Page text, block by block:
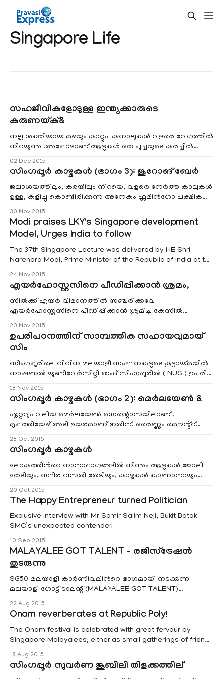
Singapore Life
സഹജീവികളോടുള്ള ഇന്ത്യക്കാരുടെ
കരുണയ്ക്&
നല്ല ശക്തിയായ മഴയും കാറ്റും ,കനാലുകള്‍ വളരെ വേഗത്തില്‍
നിറയുന്നു .അപ്പോഴാണ് ആളുകള്‍ ഒരു പൂച്ചയുടെ കരച്ചില്‍
കനാലിന്റെ അടിയില്‍നിന്നും കേള്‍ക്കുന്നത് .ഓടിക്കൂടിയ
ആളുകള്‍ കാണുന്നത് കനാലില്‍ വീണ ഒരു പൂച്ച
മുങ്ങിക്കൊണ്ടിരിക്കുന്നതാണ് .പൂച്ചയെ രക്ഷിക്കണമെന്ന്
ആഗ്രഹമുണ്ടെങ്കിലും കനാലിന്‍റെ ആഴവും , തെന്നലു
02 Dec 2015
സിംഗപ്പൂര്‍ കാഴ്ചകള്‍ (ഭാഗം 3): ജുറോങ് ബേര്‍
ജലാശയത്തിലും, കരയിലും നിറയെ, വളരെ നേര്‍ത്ത കാലുകള്‍
ഉള്ള, കളിച്ചു കൊണ്ടിരിക്കുന്ന അനേകം ഫ്ലമിന്‍ഗോ പക്ഷികള്‍,
ഇതായിരിക്കും ബേര്‍ഡ് പാര്‍ക്കില്‍ എത്തുന്നവരെ ആദ്യം
വരവേല്‍ക്കുന്നത്.
30 Nov 2015
Modi praises LKY's Singapore development
Model, Urges India to follow
The 37th Singapore Lecture was delivered by HE Shri
Narendra Modi, Prime Minister of the Republic of India at the
Island Ballroom, Shangri-La Hotel Singapore, organized by
ISEAS-Yusof Ishak Institute.
24 Nov 2015
എയര്‍ഹോസ്റ്റസിനെ പീഡിപ്പിക്കാന്‍ ശ്രമം,
സില്‍ക്ക് എയര്‍ വിമാനത്തില്‍ സഞ്ചരിക്കവേ
എയര്‍ഹോസ്റ്റസിനെ പീഡിപ്പിക്കാന്‍ ശ്രമിച്ച കേസില്‍
സിംഗപ്പൂരില്‍ മലയാളി യുവാവിനു തടവ്.സിംഗപ്പൂരിലെ
ദേശീയമാധ്യമങ്ങളില്‍ ചര്‍ച്ചയായ ഈ വാര്‍ത്ത മലയാളി
സമൂഹത്തിനാകെ നാണക്കേടുണ്ടാക്കിയിരിക്കുകയാണ് .
20 Nov 2015
ഉപരിപഠനത്തിന് സാമ്പത്തിക സഹായവുമായ്
സിം
സിംഗപ്പൂരിലെ വിവിധ മലയാളീ സംഘനകളുടെ കൂട്ടായ്മയില്‍
നാഷണല്‍ യൂണിവേര്‍സിറ്റി ഓഫ് സിംഗപ്പൂരില്‍ ( NUS ) ഉപരി
പഠനങ്ങള്‍ക്കായ് സാമ്പത്തികമായി ബുദ്ധിമുട്ട് നേരിടുന്ന
വിദ്യാര്‍ത്ഥികള്‍ക്ക് സാമ്പത്തിക സഹായം ഒരുക്കുന്നു.
"സിംഗപ്പൂര്‍ മലയാളീ ബഴ്സറി" പദ്ധതി പ്രകാരം, സിംഗപ്പൂര്‍
സിറ്റിസണ്‍, പെര്‍മനെന്റ് റസിഡന്റ
18 Nov 2015
സിംഗപ്പൂര്‍ കാഴ്ചകള്‍ (ഭാഗം 2): മെര്‍ലയേണ്‍ &
ഏറ്റവും വലിയ മെര്‍ലയേണ്‍ സെന്റൊസയിലാണ് .
മുപ്പത്തിയേഴ് അടി ഉയരമാണ് ഇതിന്. ഒരെണ്ണം മൌന്റ്റ്‌
ഫാബറില്‍ സ്ഥിതി ചെയ്യുന്നു. ഒരു മെര്‍ലയേണ്‍ ടൂറിസം
കോര്‍ട്ടിലും.
28 Oct 2015
സിംഗപ്പൂര്‍ കാഴ്ചകള്‍
ലോകത്തിന്‍റെ നാനാഭാഗങ്ങളില്‍ നിന്നും ആളുകള്‍ ജോലി
തേടിയും, സ്ഥിര വസതി തേടിയും, കാഴ്ചകള്‍ കാണാനായും
എത്തിച്ചേരുന്ന രാജ്യം. ജനങ്ങള്‍ക്ക് ഈ നാട്
പ്രിയമുള്ളതാകാന്‍ കാരണങ്ങള്‍ നിരവധി. സിംഗപ്പൂരിനെ
അറിയാന്‍, കാഴ്ചകള്‍ ആസ്വദിക്കാനായ് ഇതാ ‘സിംഗപ്പൂര്‍
കാഴ്ചകള്‍’.
20 Oct 2015
The Happy Entrepreneur turned Politician
Exclusive interview with Mr Samir Salim Neji, Bukit Batok
SMC’s unexpected contender!
10 Sep 2015
MALAYALEE GOT TALENT – രജിസ്ട്രേഷന്‍
തുടരുന്നു
SG50 മലയാളീ കാര്‍ണിവലിന്‍റെ ഭാഗമായി നടക്കുന്ന
മലയാളീ ഗോട്ട് ടാലന്റ് (MALAYALEE GOT TALENT)
രജിസ്ട്രേഷന്‍ തുടരുന്നു. സിംഗപ്പൂരിലെ മലയാളി
സംഘടനകള്‍ ചേര്‍ന്ന് SG50 ആഘോഷങ്ങളുടെ ഭാഗമായാണ്
മലയാളി കാര്‍ണിവല്‍ സംഘടിപ്പിക്കുന്നത്.
22 Aug 2015
Onam reverberates at Republic Poly!
The Onam festival is celebrated with great fervour by
Singapore Malayalees, either as small gatherings of friends
and groups or as larger ticketed events. The inherent and
most essential part of the celebration is the ‘festive
delight’- the Onasadhya, the sumptuous feast! The
18 Aug 2015
സിംഗപ്പൂര്‍ സുവര്‍ണ ജൂബിലി തിളക്കത്തില്